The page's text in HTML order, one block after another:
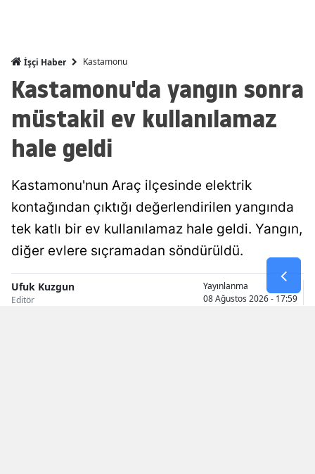
Kocaeli
Konya
Manisa
Muğla
İşçi Haber Kastamonu
Kastamonu'da yangın sonra
müstakil ev kullanılamaz
hale geldi
Kastamonu'nun Araç ilçesinde elektrik
kontağından çıktığı değerlendirilen yangında
tek katlı bir ev kullanılamaz hale geldi. Yangın,
diğer evlere sıçramadan söndürüldü.
Ufuk Kuzgun
Editör
Yayınlanma
08 Ağustos 2026 - 17:59